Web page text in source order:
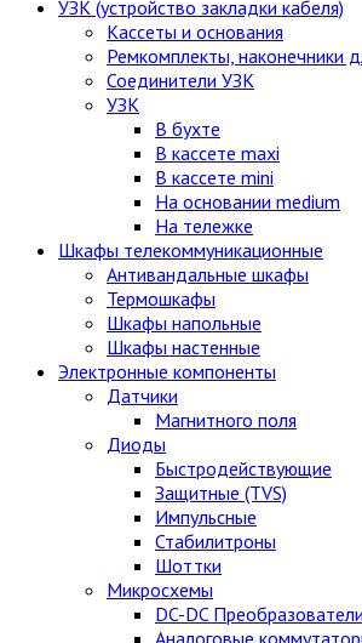
УЗК (устройство закладки кабеля)
Кассеты и основания
Ремкомплекты, наконечники
Соединители УЗК
УЗК
В бухте
В кассете maxi
В кассете mini
На основании medium
На тележке
Шкафы телекоммуникационные
Антивандальные шкафы
Термошкафы
Шкафы напольные
Шкафы настенные
Электронные компоненты
Датчики
Магнитного поля
Диоды
Быстродействующие
Защитные (TVS)
Импульсные
Стабилитроны
Шоттки
Микросхемы
DC-DC Преобразователи
Аналоговые